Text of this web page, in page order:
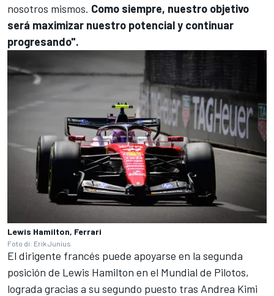
nosotros mismos. Como siempre, nuestro objetivo
será maximizar nuestro potencial y continuar
progresando".
Lewis Hamilton, Ferrari
Foto di: Erik Junius
El dirigente francés puede apoyarse en la segunda
posición de Lewis Hamilton en el Mundial de Pilotos,
lograda gracias a su segundo puesto tras Andrea Kimi